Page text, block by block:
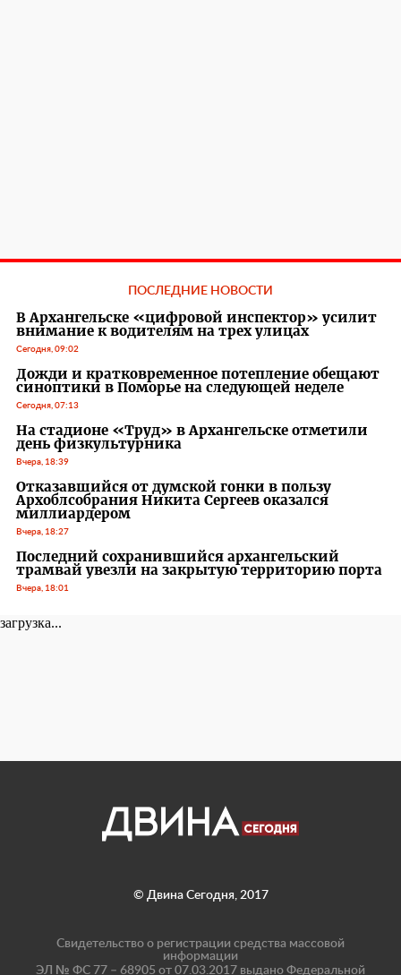
ПОСЛЕДНИЕ НОВОСТИ
В Архангельске «цифровой инспектор» усилит
внимание к водителям на трех улицах
Сегодня, 09:02
Дожди и кратковременное потепление обещают
синоптики в Поморье на следующей неделе
Сегодня, 07:13
На стадионе «Труд» в Архангельске отметили
день физкультурника
Вчера, 18:39
Отказавшийся от думской гонки в пользу
Архоблсобрания Никита Сергеев оказался
миллиардером
Вчера, 18:27
Последний сохранившийся архангельский
трамвай увезли на закрытую территорию порта
Вчера, 18:01
загрузка...
© Двина Сегодня, 2017
Свидетельство о регистрации средства массовой
информации
ЭЛ № ФС 77 – 68905 от 07.03.2017 выдано Федеральной